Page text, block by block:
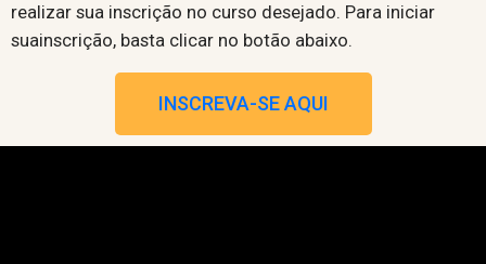
realizar sua inscrição no curso desejado. Para iniciar
suainscrição, basta clicar no botão abaixo.
INSCREVA-SE AQUI